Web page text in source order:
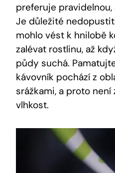
preferuje
Je důležité
mohlo vést k hnilobě
zalévat rostlinu, až
půdy suchá.
kávovník pochází z
srážkami, a proto
vlhkost.